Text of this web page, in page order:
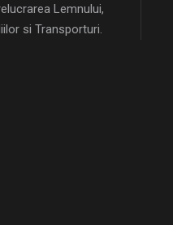
Lemnului,
si Transporturi.